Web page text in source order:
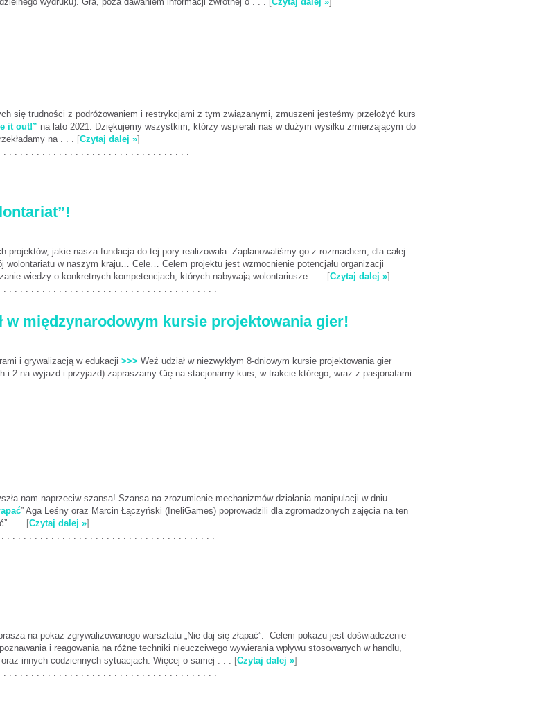
. . . . . . . . . . . . . . . . . . . . . . . . . . . . . . . . . . . . . .
się trudności z podróżowaniem i restrykcjami z tym związanymi, zmuszeni jesteśmy przełożyć kurs
it out!” na lato 2021. Dziękujemy wszystkim, którzy wspierali nas w dużym wysiłku zmierzającym do
na . . . [Czytaj dalej »]
. . . . . . . . . . . . . . . . . . . . . . . . . . . . . . . . .
projektów, jakie nasza fundacja do tej pory realizowała. Zaplanowaliśmy go z rozmachem, dla całej
wolontariatu w naszym kraju… Cele… Celem projektu jest wzmocnienie potencjału organizacji
wiedzy o konkretnych kompetencjach, których nabywają wolontariusze . . . [Czytaj dalej »]
. . . . . . . . . . . . . . . . . . . . . . . . . . . . . . . . . . . . . .
w międzynarodowym kursie projektowania gier!
i grywalizacją w edukacji >>> Weź udział w niezwykłym 8-dniowym kursie projektowania gier
i 2 na wyjazd i przyjazd) zapraszamy Cię na stacjonarny kurs, w trakcie którego, wraz z pasjonatami
. . . . . . . . . . . . . . . . . . . . . . . . . . . . . . . . .
nam naprzeciw szansa! Szansa na zrozumienie mechanizmów działania manipulacji w dniu
” Aga Leśny oraz Marcin Łączyński (IneliGames) poprowadzili dla zgromadzonych zajęcia na ten
. . . [Czytaj dalej »]
. . . . . . . . . . . . . . . . . . . . . . . . . . . . . . . . . . . . . .
na pokaz zgrywalizowanego warsztatu „Nie daj się złapać”. Celem pokazu jest doświadczenie
i reagowania na różne techniki nieuczciwego wywierania wpływu stosowanych w handlu,
innych codziennych sytuacjach. Więcej o samej . . . [Czytaj dalej »]
. . . . . . . . . . . . . . . . . . . . . . . . . . . . . . . . . . . . . .